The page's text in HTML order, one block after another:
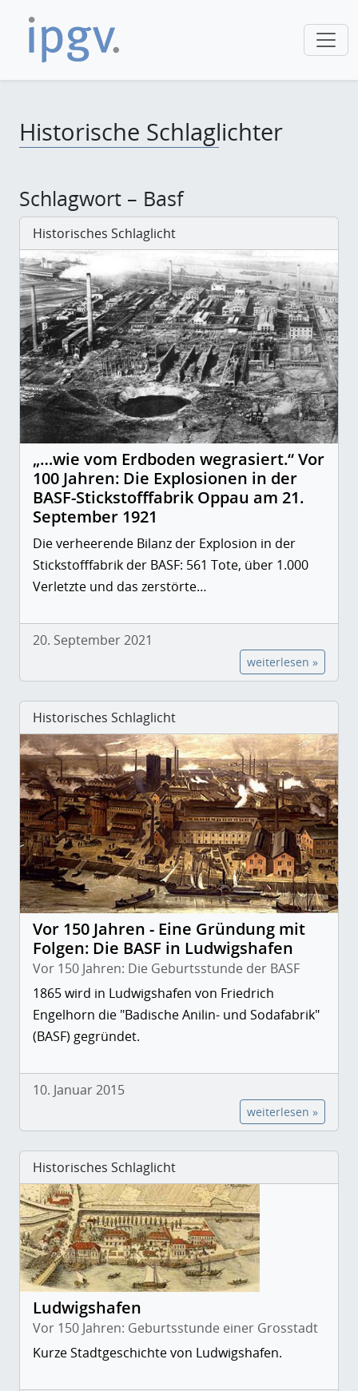
Historische Schlaglichter
Schlagwort – Basf
Historisches Schlaglicht
„…wie vom Erdboden wegrasiert.“ Vor
100 Jahren: Die Explosionen in der
BASF-Stickstofffabrik Oppau am 21.
September 1921
Die verheerende Bilanz der Explosion in der
Stickstofffabrik der BASF: 561 Tote, über 1.000
Verletzte und das zerstörte…
20. September 2021
weiterlesen »
Historisches Schlaglicht
Vor 150 Jahren - Eine Gründung mit
Folgen: Die BASF in Ludwigshafen
Vor 150 Jahren: Die Geburtsstunde der BASF
1865 wird in Ludwigshafen von Friedrich
Engelhorn die "Badische Anilin- und Sodafabrik"
(BASF) gegründet.
10. Januar 2015
weiterlesen »
Historisches Schlaglicht
Ludwigshafen
Vor 150 Jahren: Geburtsstunde einer Grosstadt
Kurze Stadtgeschichte von Ludwigshafen.